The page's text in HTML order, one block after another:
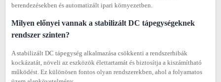
berendezésekben és automatizált ipari környezetben.
Milyen előnyei vannak a stabilizált DC tápegységeknek
rendszer szinten?
A stabilizált DC tápegység alkalmazása csökkenti a rendszerhibák
kockázatát, növeli az eszközök élettartamát és biztosítja a kiszámítható
működést. Ez különösen fontos olyan rendszerekben, ahol a folyamatos